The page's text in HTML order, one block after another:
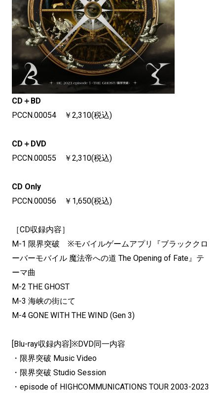
CD＋BD
PCCN.00054 ￥2,310(税込)
CD＋DVD
PCCN.00055 ￥2,310(税込)
CD Only
PCCN.00056 ￥1,650(税込)
［CD収録内容］
M-1 限界突破 ※モバイルゲームアプリ『ブラッククロ
ーバーモバイル 魔法帝への道 The Opening of Fate』テ
ーマ曲
M-2 THE GHOST
M-3 海峡の街にて
M-4 GONE WITH THE WIND (Gen 3)
[Blu-ray収録内容]※DVD同一内容
・限界突破 Music Video
・限界突破 Studio Session
・episode of HIGHCOMMUNICATIONS TOUR 2003-2023